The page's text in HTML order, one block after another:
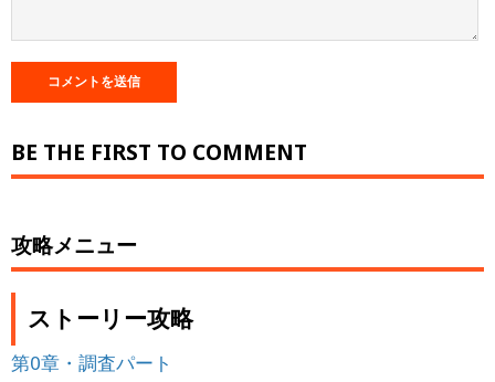
BE THE FIRST TO COMMENT
攻略メニュー
ストーリー攻略
第0章・調査パート